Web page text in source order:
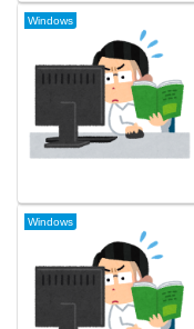
Windows
Windows